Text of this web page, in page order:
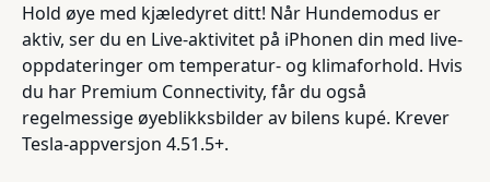
Hold øye med kjæledyret ditt! Når Hundemodus er
aktiv, ser du en Live-aktivitet på iPhonen din med live-
oppdateringer om temperatur- og klimaforhold. Hvis
du har Premium Connectivity, får du også
regelmessige øyeblikksbilder av bilens kupé. Krever
Tesla-appversjon 4.51.5+.